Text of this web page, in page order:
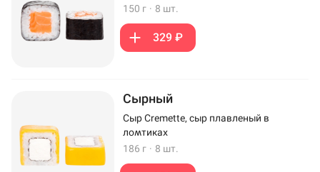
150 г · 8 шт.
329 ₽
Сырный
Сыр Cremette, сыр плавленый в
ломтиках
186 г · 8 шт.